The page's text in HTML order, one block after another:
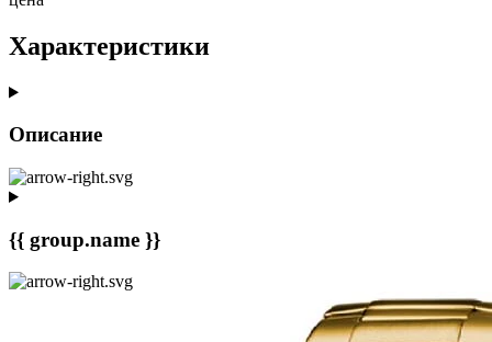
Характеристики
Описание
{{ group.name }}